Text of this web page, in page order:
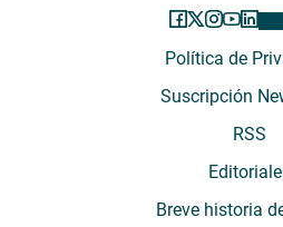
Política de
Suscripción
RSS
Breve historia